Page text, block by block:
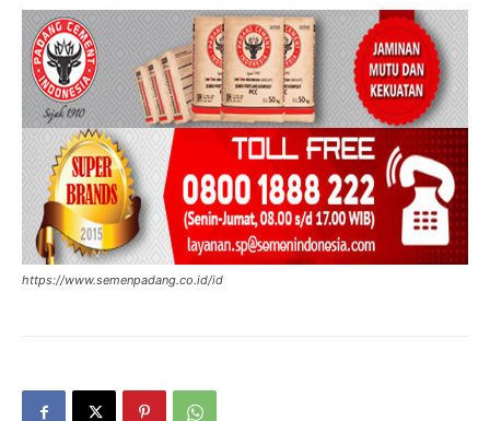
https://www.semenpadang.co.id/id